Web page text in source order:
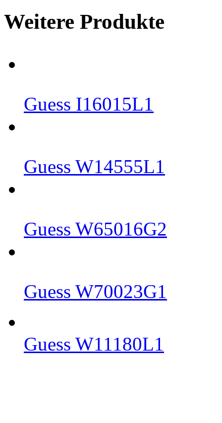
Weitere Produkte
Guess I16015L1
Guess W14555L1
Guess W65016G2
Guess W70023G1
Guess W11180L1